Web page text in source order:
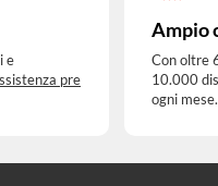
e
pre
Ampio
Con oltre
10.000
ogni mese.